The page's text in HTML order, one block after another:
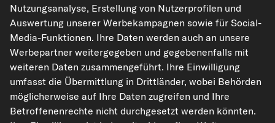
Die hier dargestellten Daten, insbesondere die gesamte Datenbank, dürfen
nicht vervielfältigt werden. Die Vervielfältigung und Verbreitung der Daten und
der Datenbank ohne vorherige Einwilligung von TecAlliance und/oder die
Einbeziehung Dritter in solche Aktivitäten ist streng verboten. Jegliche
unautorisierte Nutzung von Inhalten stellt eine Verletzung des Urheberrechts
dar und kann rechtliche Schritte nach sich ziehen.
Vertrag widerrufen
Nutzungsanalyse, Erstellung von Nutzerprofilen und
Auswertung unserer Werbekampagnen sowie für Social-
Media-Funktionen. Ihre Daten werden auch an unsere
Werbepartner weitergegeben und gegebenenfalls mit
weiteren Daten zusammengeführt. Ihre Einwilligung
umfasst die Übermittlung in Drittländer, wobei Behörden
möglicherweise auf Ihre Daten zugreifen und Ihre
Betroffenenrechte nicht durchgesetzt werden könnten.